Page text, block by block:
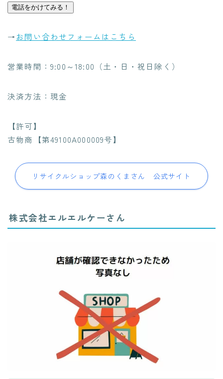
電話をかけてみる！
→お問い合わせフォームはこちら
営業時間：9:00～18:00（土・日・祝日除く）
決済方法：現金
【許可】
古物商【第49100A000009号】
リサイクルショップ森のくまさん 公式サイト
株式会社エルエルケーさん